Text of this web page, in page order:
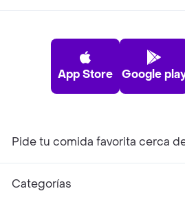
App Store Google
Pide tu comida favorita cerca
Categorías